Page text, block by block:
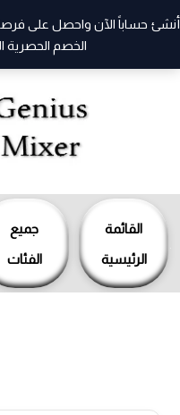
القائمة
الرئيسية
جميع
الفئات
أنشئ حساباً الآن واحصل على
الخصم الحصرية
تخطي